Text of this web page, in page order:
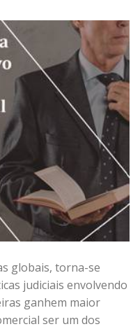
globais, torna-se
judiciais envolvendo
ganhem maior
ser um dos